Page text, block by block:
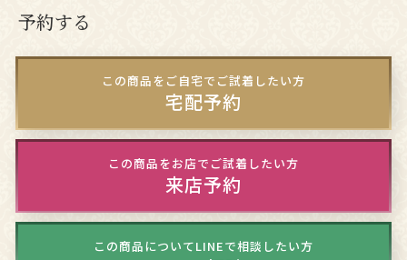
予約する
この商品をご自宅でご試着したい方
宅配予約
この商品をお店でご試着したい方
来店予約
この商品についてLINEで相談したい方